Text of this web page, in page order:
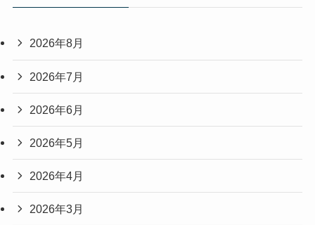
2026年8月
2026年7月
2026年6月
2026年5月
2026年4月
2026年3月